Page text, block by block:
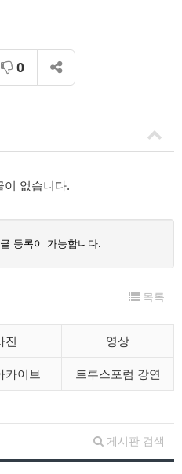
0
이 없습니다.
등록이 가능합니다.
목록
진 영상
카이브 트루스포럼 강연
게시판 검색